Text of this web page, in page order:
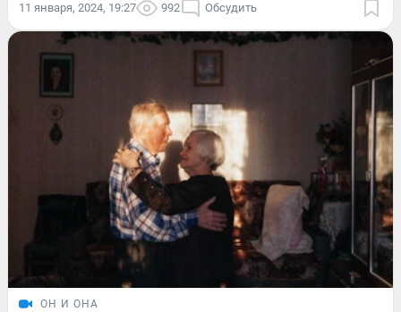
11 января, 2024, 19:27 992 Обсудить
ОН И ОНА